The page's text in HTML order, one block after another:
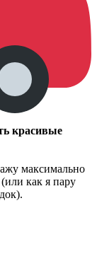
красивые
максимально
как я пару